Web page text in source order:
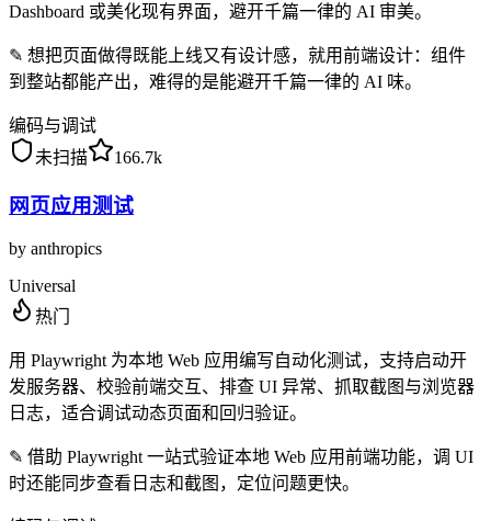
Dashboard 或美化现有界面，避开千篇一律的 AI 审美。
✎ 想把页面做得既能上线又有设计感，就用前端设计：组件
到整站都能产出，难得的是能避开千篇一律的 AI 味。
编码与调试
未扫描
166.7k
网页应用测试
by anthropics
Universal
热门
用 Playwright 为本地 Web 应用编写自动化测试，支持启动开
发服务器、校验前端交互、排查 UI 异常、抓取截图与浏览器
日志，适合调试动态页面和回归验证。
✎ 借助 Playwright 一站式验证本地 Web 应用前端功能，调 UI
时还能同步查看日志和截图，定位问题更快。